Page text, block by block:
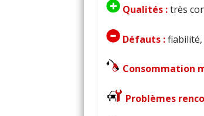
Qualités :très
Défauts :fiabilité,
Consommation
Problèmes